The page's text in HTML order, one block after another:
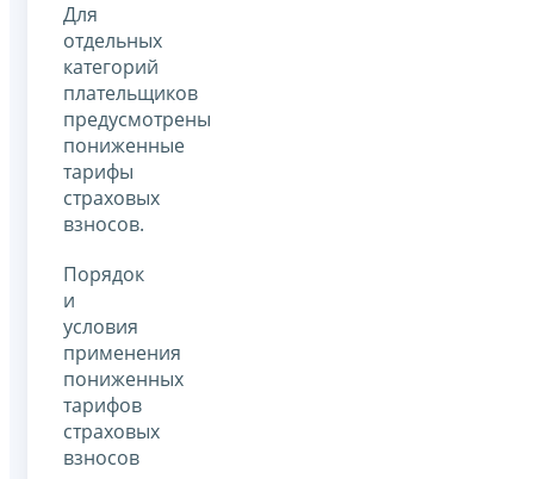
Для
отдельных
категорий
плательщиков
предусмотрены
пониженные
тарифы
страховых
взносов.
Порядок
и
условия
применения
пониженных
тарифов
страховых
взносов